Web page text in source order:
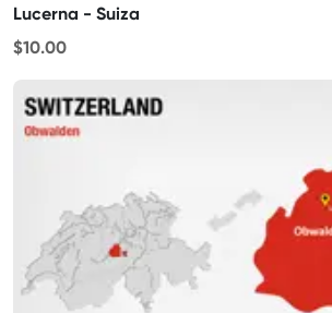
Lucerna - Suiza
$10.00